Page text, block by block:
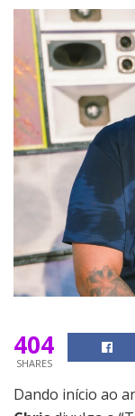
404
SHARES
Dando início ao